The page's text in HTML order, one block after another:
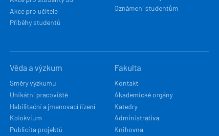
Akce pro učitele
Příběhy studentů
Oznámení studentům
Věda a výzkum
Směry výzkumu
Unikátní pracoviště
Habilitační a jmenovací řízení
Kolokvium
Publicita projektů
Fakulta
Kontakt
Akademické orgány
Katedry
Administrativa
Knihovna